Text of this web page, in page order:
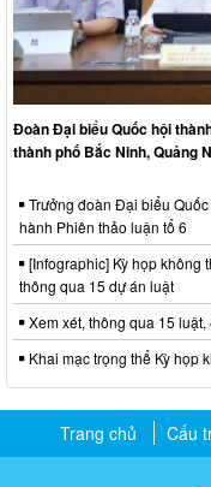
Đoàn Đại biểu Quốc hội
thành phố Bắc Ninh, Quảng
Trưởng đoàn Đại biểu
hành Phiên thảo luận tổ 6
[Infographic] Kỳ họp không
thông qua 15 dự án luật
Xem xét, thông qua 15
Khai mạc trọng thể Kỳ họp
Trang chủ Cấu